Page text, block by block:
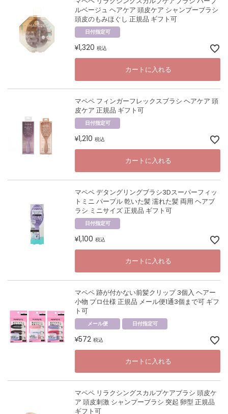
ルベージュ ヘアケア 頭皮ケア シャンプーブラシ
頭皮のもみほぐし 正規品 ギフト可
日付指定可
¥1,320 税込
カートに入れる
マペペ フィンガーフレックスブラシ ヘアケア 頭
皮ケア 正規品 ギフト可
日付指定可
¥1,210 税込
カートに入れる
マペペ デタングリングブラシ3Dスーパーフィッ
トミニ パープル 乾いた髪 濡れた髪 両用 ヘアブ
ラシ ミニサイズ 正規品 ギフト可
日付指定可
¥1,100 税込
カートに入れる
マペペ 跡が付かない前髪クリップ 3個入 ヘアー
小物 プロ仕様 正規品 メール便1通3個まで可 ギフ
ト可
メール便 日付指定可
¥572 税込
カートに入れる
マペペ リラクシングスカルプケアブラシ 頭皮ケ
ア 頭皮刺激 シャンプーブラシ 突起 卵型 正規品
ギフト可